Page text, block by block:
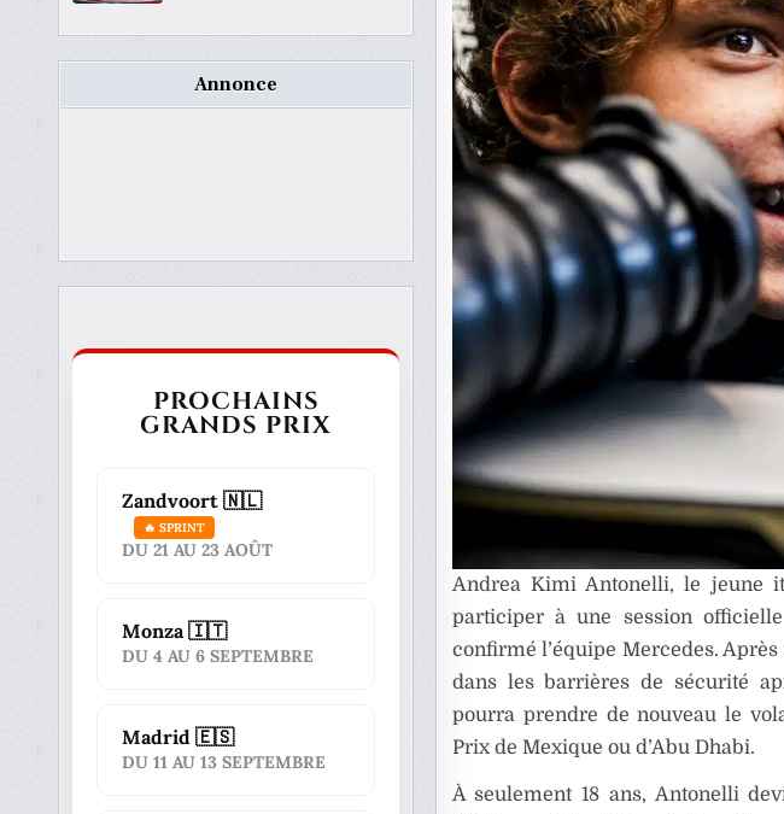
Andrea Kimi Antonelli, le jeune
participer à une session
confirmé l’équipe Mercedes.
dans les barrières de sécurité
pourra prendre de nouveau le
Prix de Mexique ou d’Abu Dhabi.
À seulement 18 ans, Antonelli
Annonce
PROCHAINS
GRANDS PRIX
Zandvoort 🇳🇱
🔥 SPRINT
DU 21 AU 23 AOÛT
Monza 🇮🇹
DU 4 AU 6 SEPTEMBRE
Madrid 🇪🇸
DU 11 AU 13 SEPTEMBRE